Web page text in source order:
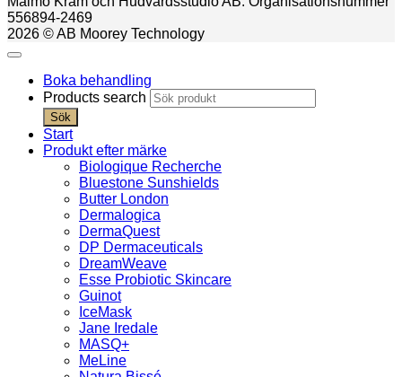
556894-2469
2026 © AB Moorey Technology
Boka behandling
Products search
Sök
Start
Produkt efter märke
Biologique Recherche
Bluestone Sunshields
Butter London
Dermalogica
DermaQuest
DP Dermaceuticals
DreamWeave
Esse Probiotic Skincare
Guinot
IceMask
Jane Iredale
MASQ+
MeLine